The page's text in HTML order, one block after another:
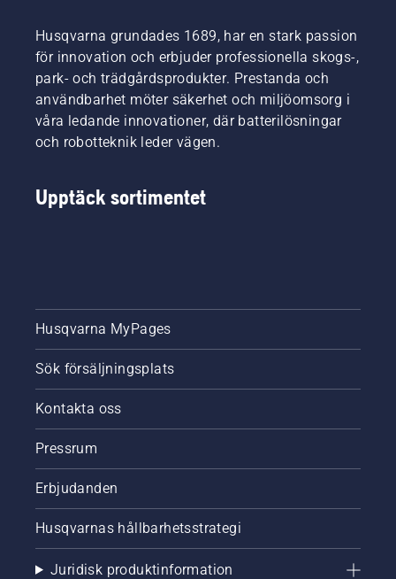
Husqvarna grundades 1689, har en stark passion
för innovation och erbjuder professionella skogs-,
park- och trädgårdsprodukter. Prestanda och
användbarhet möter säkerhet och miljöomsorg i
våra ledande innovationer, där batterilösningar
och robotteknik leder vägen.
Upptäck sortimentet
Husqvarna MyPages
Sök försäljningsplats
Kontakta oss
Pressrum
Erbjudanden
Husqvarnas hållbarhetsstrategi
Juridisk produktinformation